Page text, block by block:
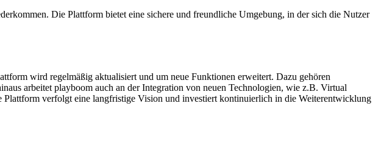
Die Plattform bietet eine sichere und freundliche Umgebung, in der sich die Nutzer
wird regelmäßig aktualisiert und um neue Funktionen erweitert. Dazu gehören
arbeitet playboom auch an der Integration von neuen Technologien, wie z.B. Virtual
verfolgt eine langfristige Vision und investiert kontinuierlich in die Weiterentwicklung